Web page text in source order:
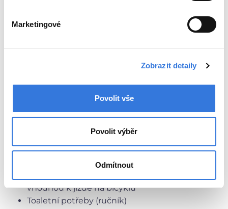
Marketingové
Zobrazit detaily
Povolit vše
Povolit výběr
Odmítnout
Před vyšetřením je vždy nutné se telefonicky
Příprava a potřeby k vyšetření:
Karta pojištěnce
Zprávy odborných lékařů, kde je pacient
vyšetřován či léčen
vhodnou k jízdě na bicyklu
Toaletní potřeby (ručník)